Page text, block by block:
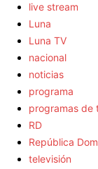
live stream
Luna
Luna TV
nacional
noticias
programa
programas de
RD
República
televisión